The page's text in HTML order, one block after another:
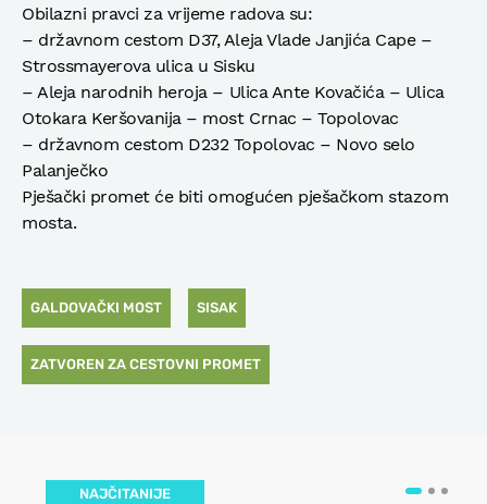
Obilazni pravci za vrijeme radova su:
– državnom cestom D37, Aleja Vlade Janjića Cape –
Strossmayerova ulica u Sisku
– Aleja narodnih heroja – Ulica Ante Kovačića – Ulica
Otokara Keršovanija – most Crnac – Topolovac
– državnom cestom D232 Topolovac – Novo selo
Palanječko
Pješački promet će biti omogućen pješačkom stazom
mosta.
GALDOVAČKI MOST SISAK
ZATVOREN ZA CESTOVNI PROMET
NAJČITANIJE